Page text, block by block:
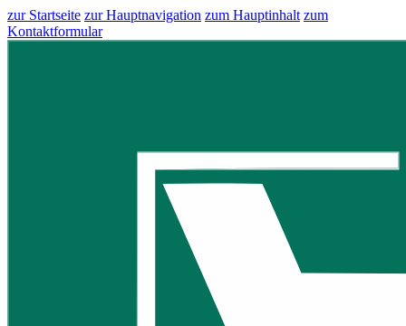
zur Startseite zur Hauptnavigation zum Hauptinhalt zum
Kontaktformular